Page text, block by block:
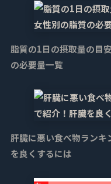
脂質の1日の摂取量の目
の必要量一覧
肝臓に悪い食べ物ラン
を良くするには